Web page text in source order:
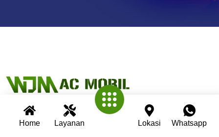
Home Layanan Lokasi Whatsapp
Wijaya AC Mobil adalah bengkel spesialis AC mobil yang